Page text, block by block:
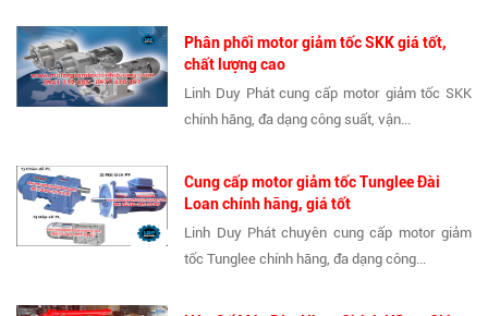
Phân phối motor giảm tốc SKK giá tốt,
chất lượng cao
Linh Duy Phát cung cấp motor giảm tốc SKK
chính hãng, đa dạng công suất, vận...
Cung cấp motor giảm tốc Tunglee Đài
Loan chính hãng, giá tốt
Linh Duy Phát chuyên cung cấp motor giảm
tốc Tunglee chính hãng, đa dạng công...